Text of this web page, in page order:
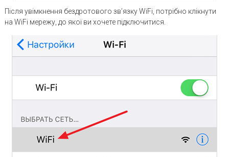
Після увімкнення бездротового зв’язку WiFi, потрібно клікнути
на WiFi мережу, до якої ви хочете підключитися.